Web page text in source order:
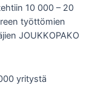
10 000 – 20
työttömien
JOUKKOPAKO
yritystä